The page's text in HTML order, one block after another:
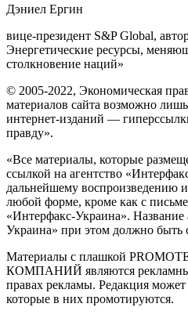
Дэниел Ергин
вице-президент S&P Global,
Энергетические ресурсы,
столкновение наций»
© 2005-2022, Экономическая
материалов сайта возможно
интернет-изданий —
правду».
«Все материалы, которые
ссылкой на агентство
дальнейшему воспроизведению
любой форме, кроме как с
«Интерфакс-Украина». Название
Украина» при этом должно быть
Материалы с плашкой
КОМПАНИЙ являются
правах рекламы. Редакция может
которые в них промотируются.